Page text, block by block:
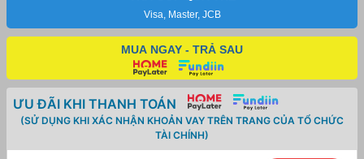
Visa, Master, JCB
MUA NGAY - TRẢ SAU
ƯU ĐÃI KHI THANH TOÁN
(SỬ DỤNG KHI XÁC NHẬN KHOẢN VAY TRÊN TRANG CỦA TỔ CHỨC
TÀI CHÍNH)